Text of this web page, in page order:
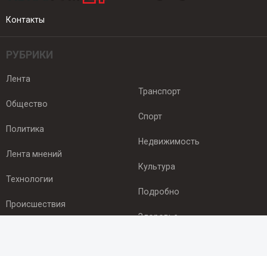
Контакты
РУБРИКИ
Лента
Общество
Политика
Лента мнений
Технологии
Происшествия
Транспорт
Спорт
Недвижимость
Культура
Подробно
Здоровье